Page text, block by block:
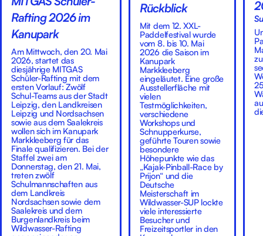
Rafting 2026 im
Kanupark
Am Mittwoch, den 20. Mai
2026, startet das
diesjährige MITGAS
Schüler-Rafting mit dem
ersten Vorlauf: Zwölf
Schul-Teams aus der Stadt
Leipzig, den Landkreisen
Leipzig und Nordsachsen
sowie aus dem Saalekreis
wollen sich im Kanupark
Markkleeberg für das
Finale qualifizieren. Bei der
Staffel zwei am
Donnerstag, den 21. Mai,
treten zwölf
Schulmannschaften aus
dem Landkreis
Nordsachsen sowie dem
Saalekreis und dem
Burgenlandkreis beim
Wildwasser-Rafting
Rückblick
Mit dem 12. XXL-
Paddelfestival wurde
vom 8. bis 10. Mai
2026 die Saison im
Kanupark
Markkleeberg
eingeläutet. Eine große
Ausstellerfläche mit
vielen
Testmöglichkeiten,
verschiedene
Workshops und
Schnupperkurse,
geführte Touren sowie
besondere
Höhepunkte wie das
„Kajak-Pinball-Race by
Prijon“ und die
Deutsche
Meisterschaft im
Wildwasser-SUP lockte
viele interessierte
Besucher und
Freizeitsportler in den